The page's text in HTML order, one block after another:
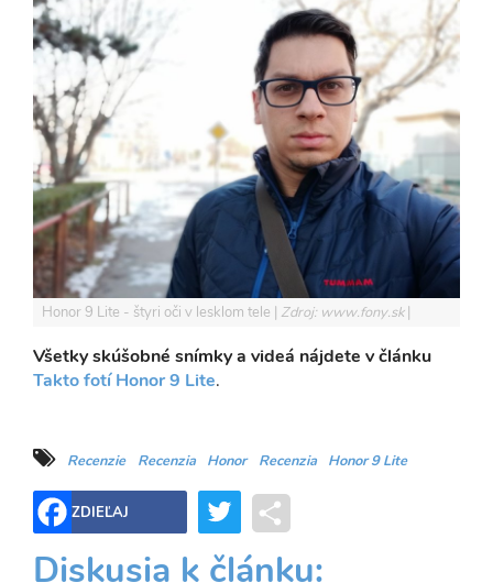
Honor 9 Lite - štyri oči v lesklom tele Zdroj: www.fony.sk
Všetky skúšobné snímky a videá nájdete v článku
Takto fotí Honor 9 Lite.
Recenzie Recenzia Honor Recenzia Honor 9 Lite
ZDIEĽAJ Twitter
Diskusia k článku: